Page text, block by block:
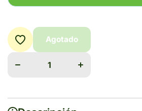
Disminuir
BIOARSENOL
Aumentar
BIOARSENOL
Agotado